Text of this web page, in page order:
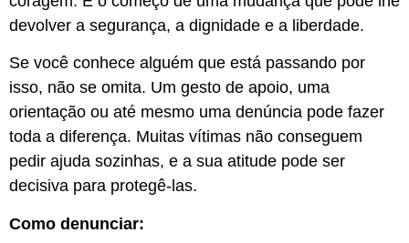
devolver a segurança, a dignidade e a liberdade.
Se você conhece alguém que está passando por
isso, não se omita. Um gesto de apoio, uma
orientação ou até mesmo uma denúncia pode fazer
toda a diferença. Muitas vítimas não conseguem
pedir ajuda sozinhas, e a sua atitude pode ser
decisiva para protegê-las.
Como denunciar: